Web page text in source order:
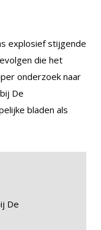
explosief stijgende
die het
onderzoek naar
De
bladen als
De